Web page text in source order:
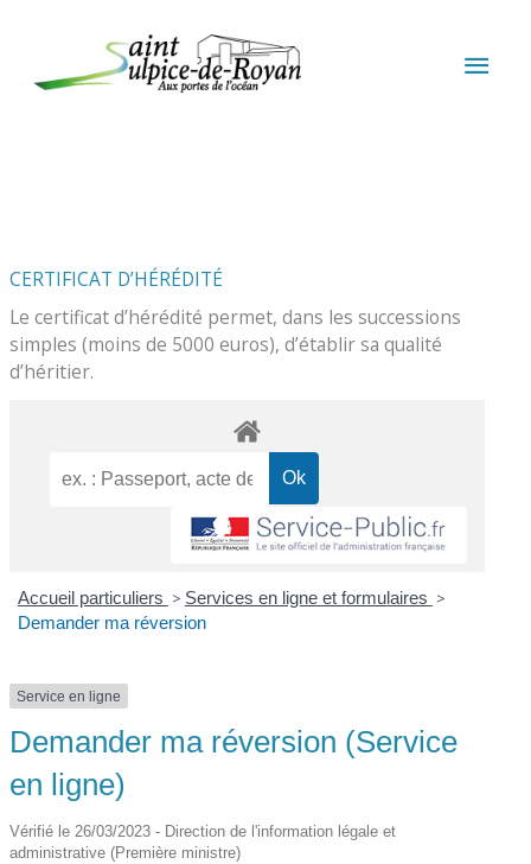
CERTIFICAT D’HÉRÉDITÉ
Le certificat d’hérédité permet, dans les successions
simples (moins de 5000 euros), d’établir sa qualité
d’héritier.
Accueil particuliers > Services en ligne et formulaires >
Demander ma réversion
Service en ligne
Demander ma réversion (Service
en ligne)
Vérifié le 26/03/2023 - Direction de l'information légale et
administrative (Première ministre)